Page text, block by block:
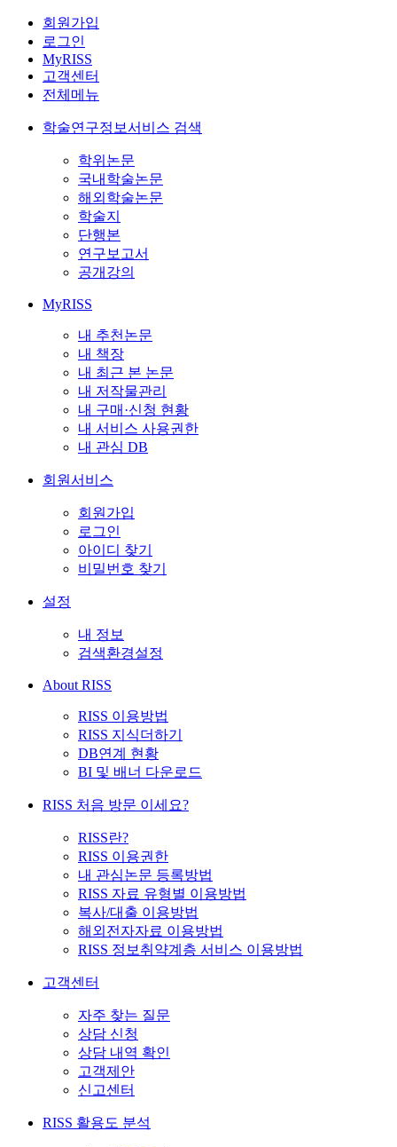
회원가입
로그인
MyRISS
고객센터
전체메뉴
학술연구정보서비스 검색
학위논문
국내학술논문
해외학술논문
학술지
단행본
연구보고서
공개강의
MyRISS
내 추천논문
내 책장
내 최근 본 논문
내 저작물관리
내 구매·신청 현황
내 서비스 사용권한
내 관심 DB
회원서비스
회원가입
로그인
아이디 찾기
비밀번호 찾기
설정
내 정보
검색환경설정
About RISS
RISS 이용방법
RISS 지식더하기
DB연계 현황
BI 및 배너 다운로드
RISS 처음 방문 이세요?
RISS란?
RISS 이용권한
내 관심논문 등록방법
RISS 자료 유형별 이용방법
복사/대출 이용방법
해외전자자료 이용방법
RISS 정보취약계층 서비스 이용방법
고객센터
자주 찾는 질문
상담 신청
상담 내역 확인
고객제안
신고센터
RISS 활용도 분석